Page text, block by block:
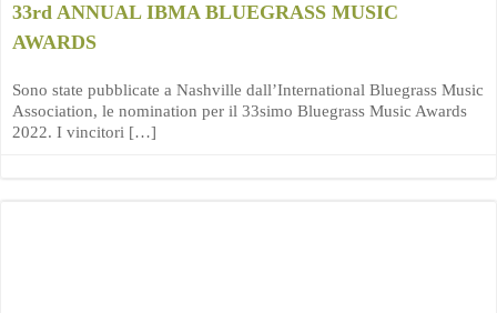
33rd ANNUAL IBMA BLUEGRASS MUSIC
AWARDS
Sono state pubblicate a Nashville dall’International Bluegrass Music
Association, le nomination per il 33simo Bluegrass Music Awards
2022. I vincitori […]